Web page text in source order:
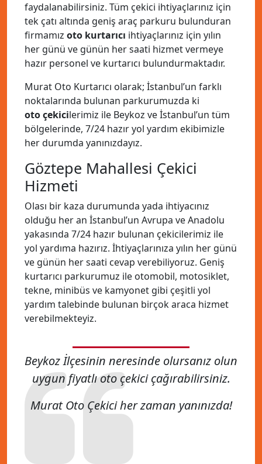
faydalanabilirsiniz. Tüm çekici ihtiyaçlarınız için
tek çatı altında geniş araç parkuru bulunduran
firmamız oto kurtarıcı ihtiyaçlarınız için yılın
her günü ve günün her saati hizmet vermeye
hazır personel ve kurtarıcı bulundurmaktadır.
Murat Oto Kurtarıcı olarak; İstanbul’un farklı
noktalarında bulunan parkurumuzda ki
oto çekicilerimiz ile Beykoz ve İstanbul’un tüm
bölgelerinde, 7/24 hazır yol yardım ekibimizle
her durumda yanınızdayız.
Göztepe Mahallesi Çekici
Hizmeti
Olası bir kaza durumunda yada ihtiyacınız
olduğu her an İstanbul’un Avrupa ve Anadolu
yakasında 7/24 hazır bulunan çekicilerimiz ile
yol yardıma hazırız. İhtiyaçlarınıza yılın her günü
ve günün her saati cevap verebiliyoruz. Geniş
kurtarıcı parkurumuz ile otomobil, motosiklet,
tekne, minibüs ve kamyonet gibi çeşitli yol
yardım talebinde bulunan birçok araca hizmet
verebilmekteyiz.
Beykoz İlçesinin neresinde olursanız olun
uygun fiyatlı oto çekici çağırabilirsiniz.
Murat Oto Çekici her zaman yanınızda!